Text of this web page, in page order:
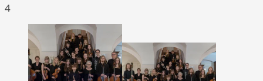
4